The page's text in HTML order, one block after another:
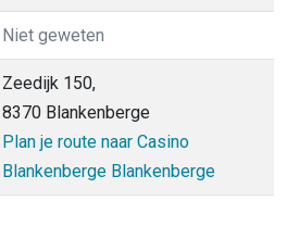
Niet geweten
Zeedijk 150,
8370 Blankenberge
Plan je route naar Casino
Blankenberge Blankenberge